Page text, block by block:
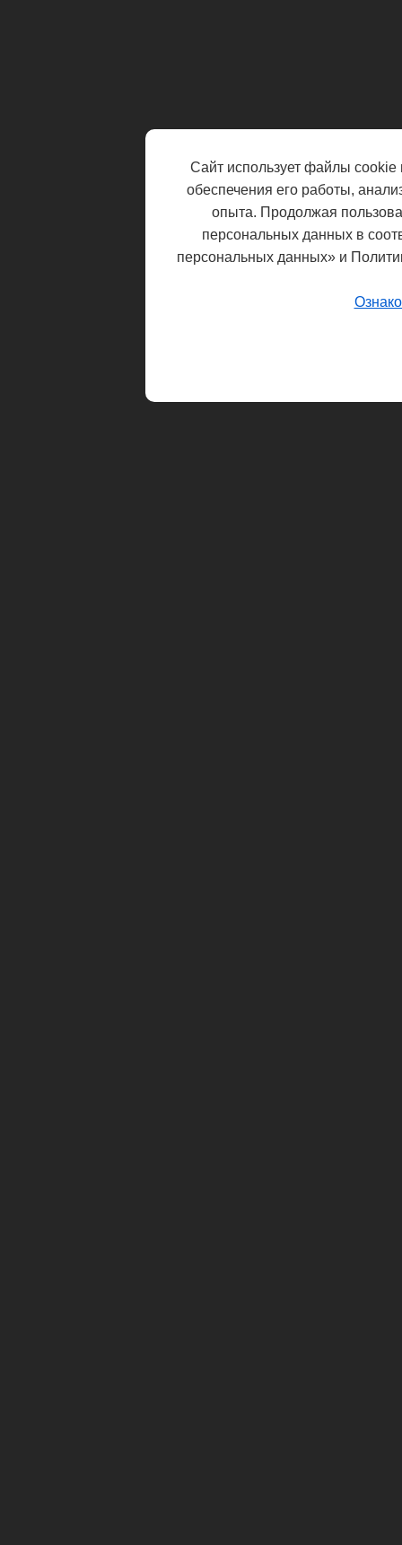
Сайт использует файлы cookie
обеспечения его работы,
опыта. Продолжая
персональных данных в
персональных данных» и